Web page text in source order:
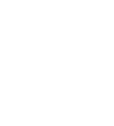
efectivo en tu tienda más
Bitnovo o realiza compras